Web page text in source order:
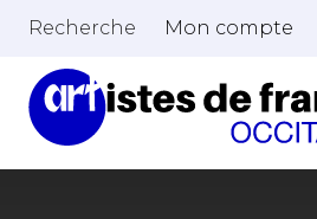
Recherche Mon compte